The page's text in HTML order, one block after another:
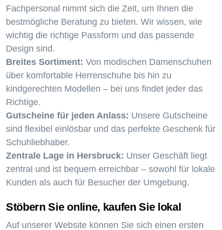
Fachpersonal nimmt sich die Zeit, um Ihnen die
bestmögliche Beratung zu bieten. Wir wissen, wie
wichtig die richtige Passform und das passende
Design sind.
Breites Sortiment: Von modischen Damenschuhen
über komfortable Herrenschuhe bis hin zu
kindgerechten Modellen – bei uns findet jeder das
Richtige.
Gutscheine für jeden Anlass: Unsere Gutscheine
sind flexibel einlösbar und das perfekte Geschenk für
Schuhliebhaber.
Zentrale Lage in Hersbruck: Unser Geschäft liegt
zentral und ist bequem erreichbar – sowohl für lokale
Kunden als auch für Besucher der Umgebung.
Stöbern Sie online, kaufen Sie lokal
Auf unserer Website können Sie sich einen ersten